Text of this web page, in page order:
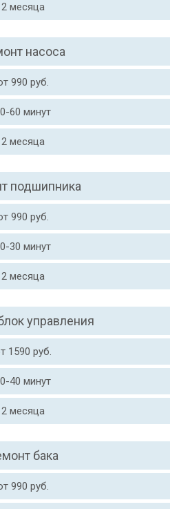
2 месяца
насоса
990 руб.
60 минут
2 месяца
подшипника
990 руб.
30 минут
2 месяца
управления
1590 руб.
40 минут
2 месяца
бака
990 руб.